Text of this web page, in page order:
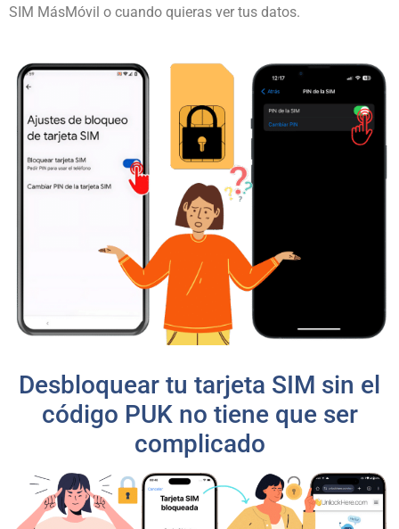
SIM MásMóvil o cuando quieras ver tus datos.
Desbloquear tu tarjeta SIM sin el
código PUK no tiene que ser
complicado